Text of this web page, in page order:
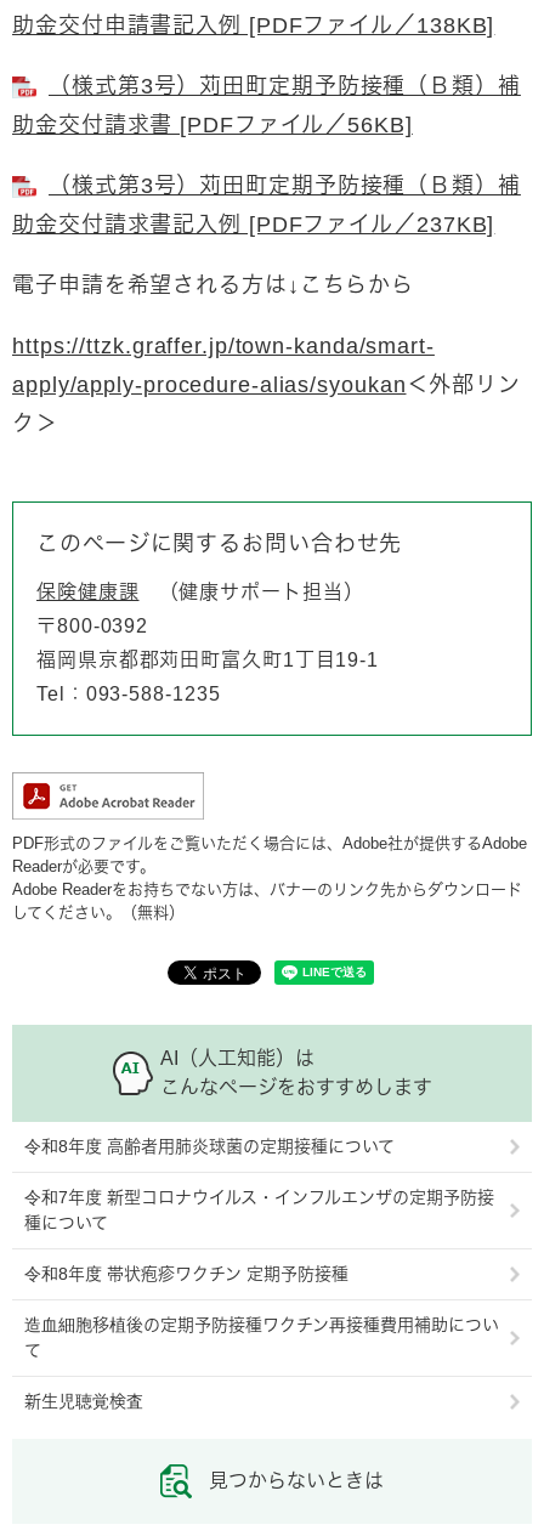
助金交付申請書記入例 [PDFファイル／138KB]
（様式第3号）苅田町定期予防接種（Ｂ類）補
助金交付請求書 [PDFファイル／56KB]
（様式第3号）苅田町定期予防接種（Ｂ類）補
助金交付請求書記入例 [PDFファイル／237KB]
電子申請を希望される方は↓こちらから
https://ttzk.graffer.jp/town-kanda/smart-
apply/apply-procedure-alias/syoukan ＜外部リン
ク＞
このページに関するお問い合わせ先
保険健康課
健康サポート担当
〒800-0392
福岡県京都郡苅田町富久町1丁目19-1
Tel：093-588‐1235
PDF形式のファイルをご覧いただく場合には、Adobe社が提供するAdobe
Readerが必要です。
Adobe Readerをお持ちでない方は、バナーのリンク先からダウンロード
してください。（無料）
AI（人工知能）は
こんなページをおすすめします
令和8年度 高齢者用肺炎球菌の定期接種について
令和7年度 新型コロナウイルス・インフルエンザの定期予防接
種について
令和8年度 帯状疱疹ワクチン 定期予防接種
造血細胞移植後の定期予防接種ワクチン再接種費用補助につい
て
新生児聴覚検査
見つからないときは